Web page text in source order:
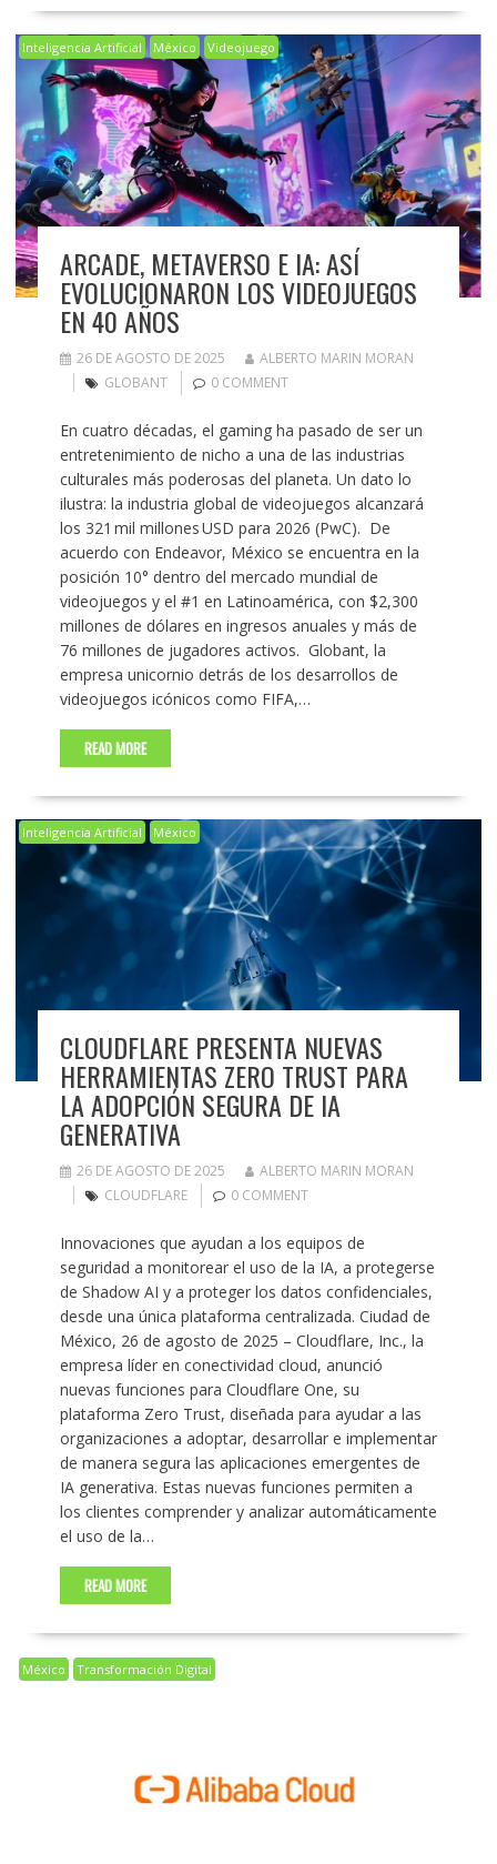
Inteligencia Artificial México Videojuego
ARCADE, METAVERSO E IA: ASÍ
EVOLUCIONARON LOS VIDEOJUEGOS
EN 40 AÑOS
26 DE AGOSTO DE 2025
ALBERTO MARIN MORAN
GLOBANT
0 COMMENT
En cuatro décadas, el gaming ha pasado de ser un
entretenimiento de nicho a una de las industrias
culturales más poderosas del planeta. Un dato lo
ilustra: la industria global de videojuegos alcanzará
los 321 mil millones USD para 2026 (PwC). De
acuerdo con Endeavor, México se encuentra en la
posición 10° dentro del mercado mundial de
videojuegos y el #1 en Latinoamérica, con $2,300
millones de dólares en ingresos anuales y más de
76 millones de jugadores activos. Globant, la
empresa unicornio detrás de los desarrollos de
videojuegos icónicos como FIFA,…
READ MORE
Inteligencia Artificial México
CLOUDFLARE PRESENTA NUEVAS
HERRAMIENTAS ZERO TRUST PARA
LA ADOPCIÓN SEGURA DE IA
GENERATIVA
26 DE AGOSTO DE 2025
ALBERTO MARIN MORAN
CLOUDFLARE
0 COMMENT
Innovaciones que ayudan a los equipos de
seguridad a monitorear el uso de la IA, a protegerse
de Shadow AI y a proteger los datos confidenciales,
desde una única plataforma centralizada. Ciudad de
México, 26 de agosto de 2025 – Cloudflare, Inc., la
empresa líder en conectividad cloud, anunció
nuevas funciones para Cloudflare One, su
plataforma Zero Trust, diseñada para ayudar a las
organizaciones a adoptar, desarrollar e implementar
de manera segura las aplicaciones emergentes de
IA generativa. Estas nuevas funciones permiten a
los clientes comprender y analizar automáticamente
el uso de la…
READ MORE
México Transformación Digital